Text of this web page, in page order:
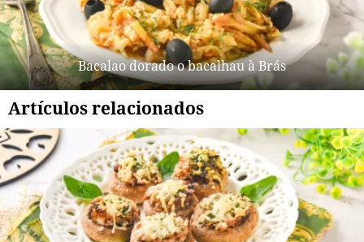
Bacalao dorado o bacalhau à Brás
Artículos relacionados